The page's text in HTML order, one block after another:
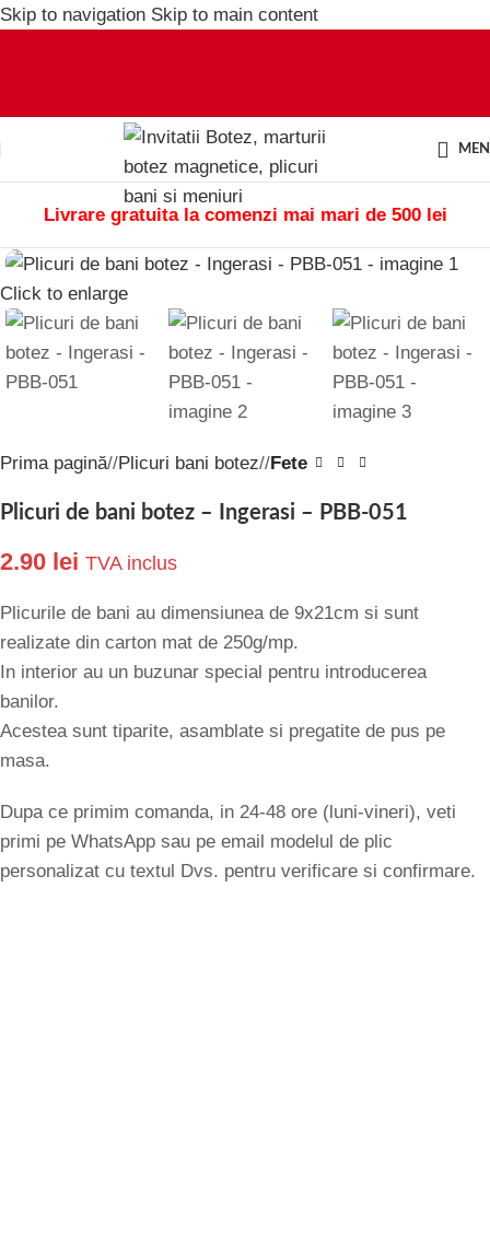
Skip to navigation Skip to main content
Livrare gratuita la comenzi mai mari de 500 lei
Click to enlarge
Prima pagină/ Plicuri bani botez/ Fete
Plicuri de bani botez – Ingerasi – PBB-051
2.90 lei TVA inclus
Plicurile de bani au dimensiunea de 9x21cm si sunt
realizate din carton mat de 250g/mp.
In interior au un buzunar special pentru introducerea
banilor.
Acestea sunt tiparite, asamblate si pregatite de pus pe
masa.
Dupa ce primim comanda, in 24-48 ore (luni-vineri), veti
primi pe WhatsApp sau pe email modelul de plic
personalizat cu textul Dvs. pentru verificare si confirmare.